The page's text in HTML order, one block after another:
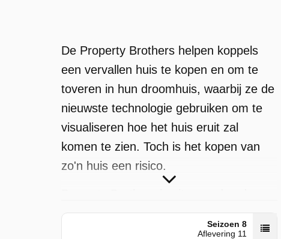
De Property Brothers helpen koppels
een vervallen huis te kopen en om te
toveren in hun droomhuis, waarbij ze de
nieuwste technologie gebruiken om te
visualiseren hoe het huis eruit zal
komen te zien. Toch is het kopen van
zo'n huis een risico.
Play 4 op maandag 15 september 2025
Seizoen 8
Aflevering 11